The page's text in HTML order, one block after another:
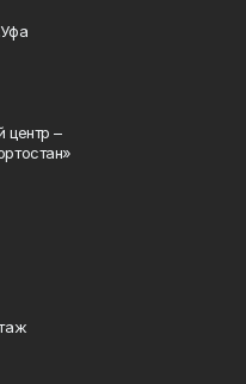
центр –